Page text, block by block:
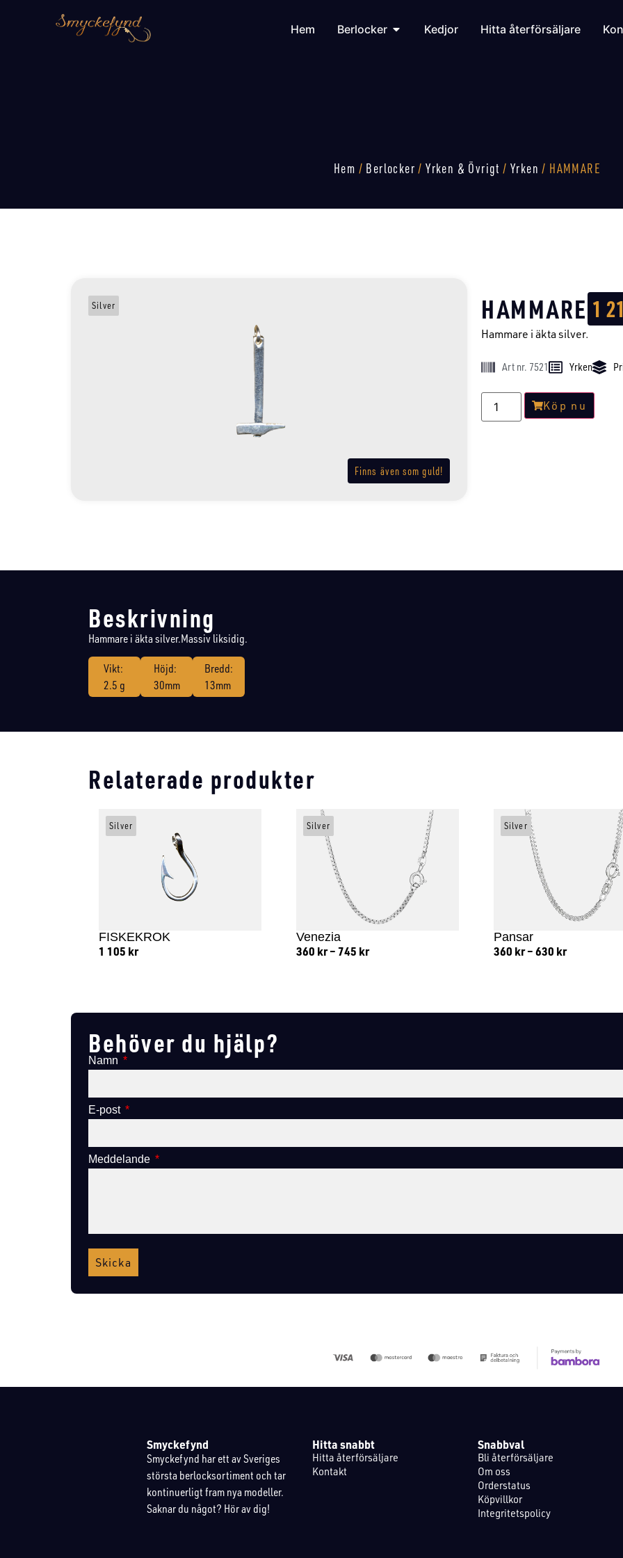
Hem Berlocker Kedjor Hitta återförsäljare
Hem / Berlocker /Yrken & Övrigt / Yrken / HAMMARE
Finns även som guld!
Silver HAMMARE 1
Hammare i äkta silver.
Art nr. 7521 Yrken
Köp nu
Beskrivning
Hammare i äkta silver.Massiv liksidig.
Vikt:
2.5 g
Höjd:
30mm
Bredd:
13mm
Relaterade produkter
FISKEKROK
1 105 kr
Silver
Venezia
360 kr –745 kr
Silver
Pansar
360 kr –630 kr
Silver
Behöver du hjälp?
Namn
E-post
Meddelande
Skicka
Smyckefynd
Smyckefynd har ett av Sveriges
största berlocksortiment och tar
kontinuerligt fram nya modeller.
Saknar du något? Hör av dig!
Hitta snabbt
Hitta återförsäljare
Kontakt
Snabbval
Bli återförsäljare
Om oss
Orderstatus
Köpvillkor
Integritetspolicy